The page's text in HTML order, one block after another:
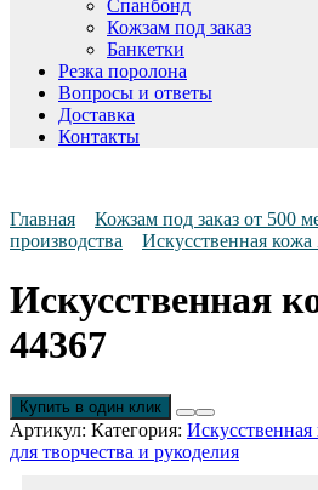
Спанбонд
Кожзам под заказ
Банкетки
Резка поролона
Вопросы и ответы
Доставка
Контакты
Главная
Кожзам под заказ от 500
производства
Искусственная кожа
Искусственная
44367
Купить в один клик
Артикул: Категория:
для творчества и рукоделия